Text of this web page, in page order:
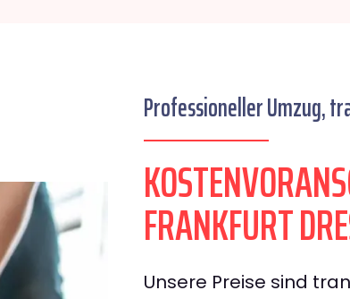
Professioneller Umzug,
FRANKFURT
Unsere Preise sind